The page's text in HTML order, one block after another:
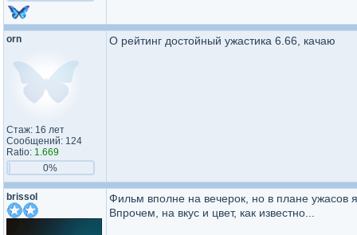
orn
Стаж: 16 лет
Сообщений: 124
Ratio: 1.669
0%
О рейтинг достойный ужастика 6.66, качаю
brissol
Фильм вполне на вечерок, но в плане ужасов
Впрочем, на вкус и цвет, как известно...